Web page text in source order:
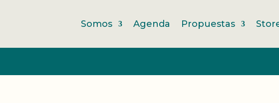
Somos Agenda Propuestas